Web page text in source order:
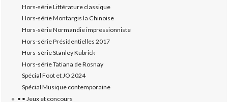
Hors-série Littérature classique
Hors-série Montargis la Chinoise
Hors-série Normandie impressionniste
Hors-série Présidentielles 2017
Hors-série Stanley Kubrick
Hors-série Tatiana de Rosnay
Spécial Foot et JO 2024
Spécial Musique contemporaine
• • Jeux et concours